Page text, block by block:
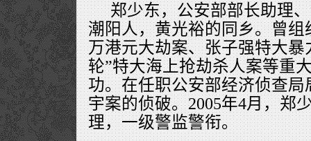
郑少东，公安部部长助理
潮阳人，黄光裕的同乡。曾组
万港元大劫案、张子强特大暴
轮”特大海上抢劫杀人案等重
功。在任职公安部经济侦查
宇案的侦破。2005年4月，郑
理，一级警监警衔。